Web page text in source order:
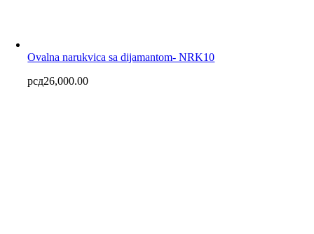
Ovalna narukvica sa dijamantom- NRK10
рсд26,000.00